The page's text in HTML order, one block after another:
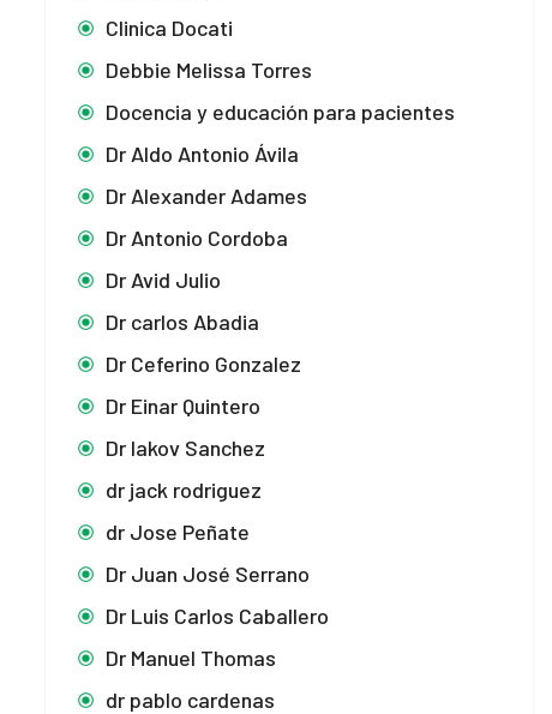
Clinica Docati
Debbie Melissa Torres
Docencia y educación para pacientes
Dr Aldo Antonio Ávila
Dr Alexander Adames
Dr Antonio Cordoba
Dr Avid Julio
Dr carlos Abadia
Dr Ceferino Gonzalez
Dr Einar Quintero
Dr Iakov Sanchez
dr jack rodriguez
dr Jose Peñate
Dr Juan José Serrano
Dr Luis Carlos Caballero
Dr Manuel Thomas
dr pablo cardenas